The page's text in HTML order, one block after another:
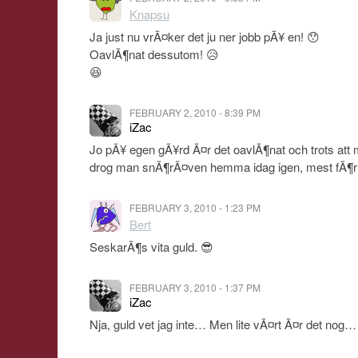
Knapsu
Ja just nu vrÃ¤ker det ju ner jobb pÃ¥ en! 😯
OavlÃ¶nat dessutom! 😥
😆
FEBRUARY 2, 2010 - 8:39 PM
iZac
Jo pÃ¥ egen gÃ¥rd Ã¤r det oavlÃ¶nat och trots att
drog man snÃ¶rÃ¤ven hemma idag igen, mest
FEBRUARY 3, 2010 - 1:23 PM
Bert
SeskarÃ¶s vita guld. 😎
FEBRUARY 3, 2010 - 1:37 PM
iZac
Nja, guld vet jag inte… Men lite vÃ¤rt Ã¤r det